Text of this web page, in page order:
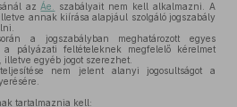
az Áe.
szabályait nem kell alkalmazni. A
annak kiírása alapjául szolgáló jogszabály
a jogszabályban meghatározott egyes
a pályázati feltételeknek megfelelő kérelmet
egyéb jogot szerezhet.
nem jelent alanyi jogosultságot a
tartalmaznia kell: